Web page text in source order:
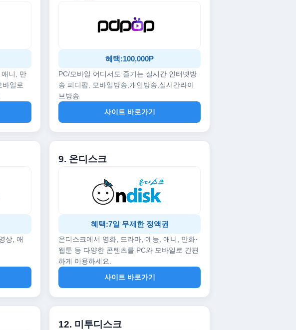
니, 만
바일로
혜택:100,000P
PC/모바일 어디서도 즐기는 실시간 인터넷방
송 피디팝, 모바일방송,개인방송,실시간라이
브방송
사이트 바로가기
상, 애
9. 온디스크
혜택:7일 무제한 정액권
온디스크에서 영화, 드라마, 예능, 애니, 만화·
웹툰 등 다양한 콘텐츠를 PC와 모바일로 간편
하게 이용하세요.
사이트 바로가기
12. 미투디스크